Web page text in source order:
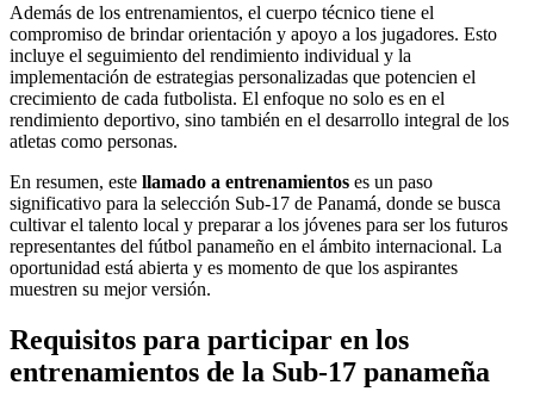
Además de los entrenamientos, el cuerpo técnico tiene el
compromiso de brindar orientación y apoyo a los jugadores. Esto
incluye el seguimiento del rendimiento individual y la
implementación de estrategias personalizadas que potencien el
crecimiento de cada futbolista. El enfoque no solo es en el
rendimiento deportivo, sino también en el desarrollo integral de los
atletas como personas.
En resumen, este llamado a entrenamientos es un paso
significativo para la selección Sub-17 de Panamá, donde se busca
cultivar el talento local y preparar a los jóvenes para ser los futuros
representantes del fútbol panameño en el ámbito internacional. La
oportunidad está abierta y es momento de que los aspirantes
muestren su mejor versión.
Requisitos para participar en los
entrenamientos de la Sub-17 panameña